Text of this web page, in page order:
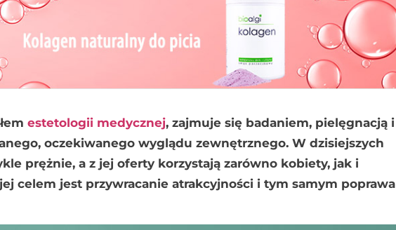
estetologii medycznej, zajmuje się badaniem, pielęgnacją i
oczekiwanego wyglądu zewnętrznego. W dzisiejszych
prężnie, a z jej oferty korzystają zarówno kobiety, jak i
celem jest przywracanie atrakcyjności i tym samym poprawa